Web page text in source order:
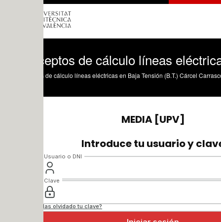
de cálculo líneas eléctricas en